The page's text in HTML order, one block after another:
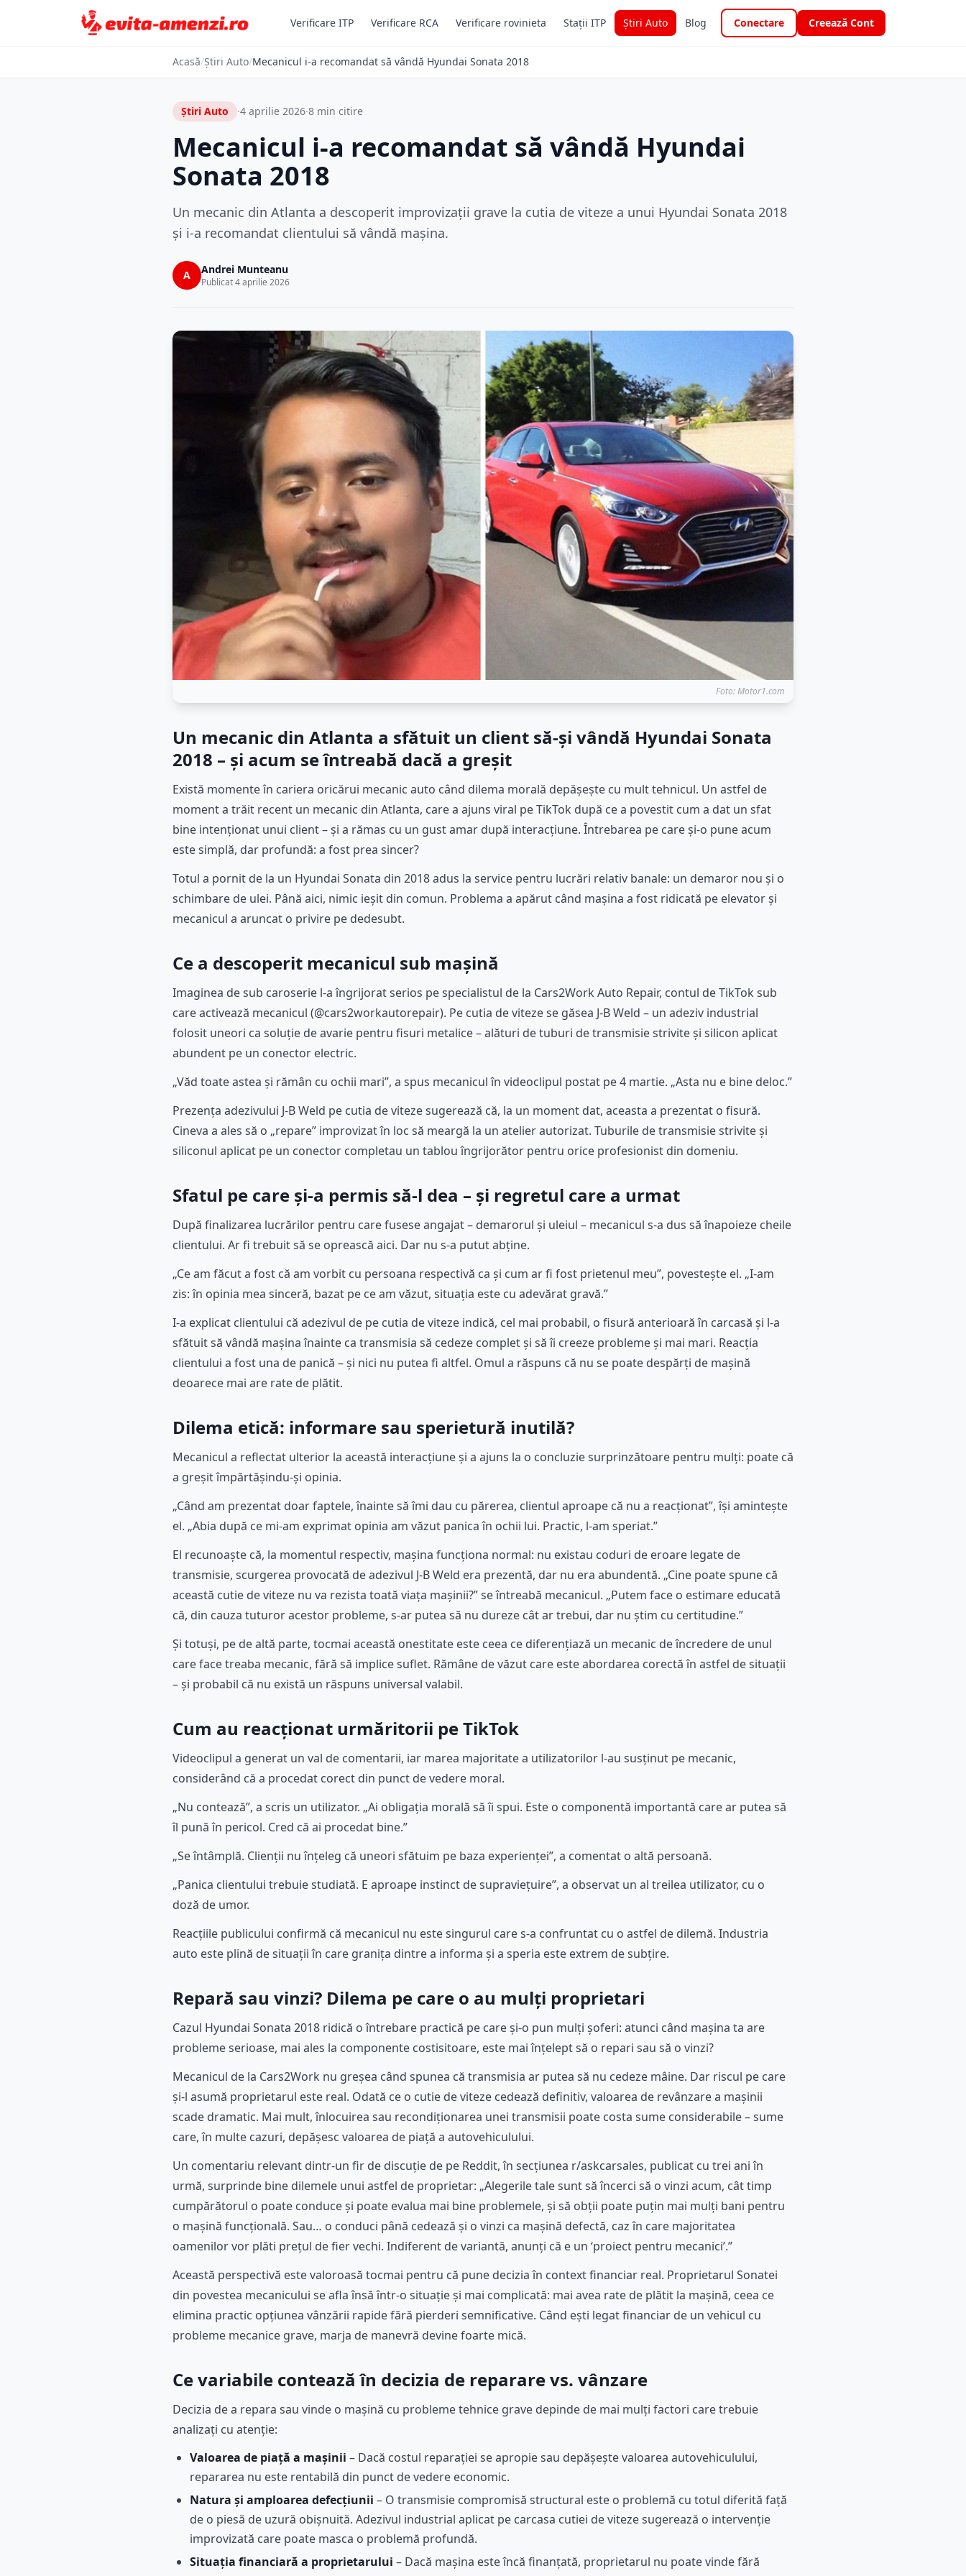
Verificare ITP Verificare RCA Verificare rovinieta Stații ITP Știri Auto Blog Conectare Creează Cont
Acasă/Știri Auto/Mecanicul i-a recomandat să vândă Hyundai Sonata 2018
Știri Auto ·4 aprilie 2026·8 min citire
Mecanicul i-a recomandat să vândă Hyundai
Sonata 2018
Un mecanic din Atlanta a descoperit improvizații grave la cutia de viteze a unui Hyundai Sonata 2018
și i-a recomandat clientului să vândă mașina.
A Andrei Munteanu
Publicat 4 aprilie 2026
Foto: Motor1.com
Un mecanic din Atlanta a sfătuit un client să-și vândă Hyundai Sonata
2018 – și acum se întreabă dacă a greșit
Există momente în cariera oricărui mecanic auto când dilema morală depășește cu mult tehnicul. Un astfel de
moment a trăit recent un mecanic din Atlanta, care a ajuns viral pe TikTok după ce a povestit cum a dat un sfat
bine intenționat unui client – și a rămas cu un gust amar după interacțiune. Întrebarea pe care și-o pune acum
este simplă, dar profundă: a fost prea sincer?
Totul a pornit de la un Hyundai Sonata din 2018 adus la service pentru lucrări relativ banale: un demaror nou și o
schimbare de ulei. Până aici, nimic ieșit din comun. Problema a apărut când mașina a fost ridicată pe elevator și
mecanicul a aruncat o privire pe dedesubt.
Ce a descoperit mecanicul sub mașină
Imaginea de sub caroserie l-a îngrijorat serios pe specialistul de la Cars2Work Auto Repair, contul de TikTok sub
care activează mecanicul (@cars2workautorepair). Pe cutia de viteze se găsea J-B Weld – un adeziv industrial
folosit uneori ca soluție de avarie pentru fisuri metalice – alături de tuburi de transmisie strivite și silicon aplicat
abundent pe un conector electric.
„Văd toate astea și rămân cu ochii mari”, a spus mecanicul în videoclipul postat pe 4 martie. „Asta nu e bine deloc.”
Prezența adezivului J-B Weld pe cutia de viteze sugerează că, la un moment dat, aceasta a prezentat o fisură.
Cineva a ales să o „repare” improvizat în loc să meargă la un atelier autorizat. Tuburile de transmisie strivite și
siliconul aplicat pe un conector completau un tablou îngrijorător pentru orice profesionist din domeniu.
Sfatul pe care și-a permis să-l dea – și regretul care a urmat
După finalizarea lucrărilor pentru care fusese angajat – demarorul și uleiul – mecanicul s-a dus să înapoieze cheile
clientului. Ar fi trebuit să se oprească aici. Dar nu s-a putut abține.
„Ce am făcut a fost că am vorbit cu persoana respectivă ca și cum ar fi fost prietenul meu”, povestește el. „I-am
zis: în opinia mea sinceră, bazat pe ce am văzut, situația este cu adevărat gravă.”
I-a explicat clientului că adezivul de pe cutia de viteze indică, cel mai probabil, o fisură anterioară în carcasă și l-a
sfătuit să vândă mașina înainte ca transmisia să cedeze complet și să îi creeze probleme și mai mari. Reacția
clientului a fost una de panică – și nici nu putea fi altfel. Omul a răspuns că nu se poate despărți de mașină
deoarece mai are rate de plătit.
Dilema etică: informare sau sperietură inutilă?
Mecanicul a reflectat ulterior la această interacțiune și a ajuns la o concluzie surprinzătoare pentru mulți: poate că
a greșit împărtășindu-și opinia.
„Când am prezentat doar faptele, înainte să îmi dau cu părerea, clientul aproape că nu a reacționat”, își amintește
el. „Abia după ce mi-am exprimat opinia am văzut panica în ochii lui. Practic, l-am speriat.”
El recunoaște că, la momentul respectiv, mașina funcționa normal: nu existau coduri de eroare legate de
transmisie, scurgerea provocată de adezivul J-B Weld era prezentă, dar nu era abundentă. „Cine poate spune că
această cutie de viteze nu va rezista toată viața mașinii?” se întreabă mecanicul. „Putem face o estimare educată
că, din cauza tuturor acestor probleme, s-ar putea să nu dureze cât ar trebui, dar nu știm cu certitudine.”
Și totuși, pe de altă parte, tocmai această onestitate este ceea ce diferențiază un mecanic de încredere de unul
care face treaba mecanic, fără să implice suflet. Rămâne de văzut care este abordarea corectă în astfel de situații
– și probabil că nu există un răspuns universal valabil.
Cum au reacționat urmăritorii pe TikTok
Videoclipul a generat un val de comentarii, iar marea majoritate a utilizatorilor l-au susținut pe mecanic,
considerând că a procedat corect din punct de vedere moral.
„Nu contează”, a scris un utilizator. „Ai obligația morală să îi spui. Este o componentă importantă care ar putea să
îl pună în pericol. Cred că ai procedat bine.”
„Se întâmplă. Clienții nu înțeleg că uneori sfătuim pe baza experienței”, a comentat o altă persoană.
„Panica clientului trebuie studiată. E aproape instinct de supraviețuire”, a observat un al treilea utilizator, cu o
doză de umor.
Reacțiile publicului confirmă că mecanicul nu este singurul care s-a confruntat cu o astfel de dilemă. Industria
auto este plină de situații în care granița dintre a informa și a speria este extrem de subțire.
Repară sau vinzi? Dilema pe care o au mulți proprietari
Cazul Hyundai Sonata 2018 ridică o întrebare practică pe care și-o pun mulți șoferi: atunci când mașina ta are
probleme serioase, mai ales la componente costisitoare, este mai înțelept să o repari sau să o vinzi?
Mecanicul de la Cars2Work nu greșea când spunea că transmisia ar putea să nu cedeze mâine. Dar riscul pe care
și-l asumă proprietarul este real. Odată ce o cutie de viteze cedează definitiv, valoarea de revânzare a mașinii
scade dramatic. Mai mult, înlocuirea sau recondiționarea unei transmisii poate costa sume considerabile – sume
care, în multe cazuri, depășesc valoarea de piață a autovehiculului.
Un comentariu relevant dintr-un fir de discuție de pe Reddit, în secțiunea r/askcarsales, publicat cu trei ani în
urmă, surprinde bine dilemele unui astfel de proprietar: „Alegerile tale sunt să încerci să o vinzi acum, cât timp
cumpărătorul o poate conduce și poate evalua mai bine problemele, și să obții poate puțin mai mulți bani pentru
o mașină funcțională. Sau… o conduci până cedează și o vinzi ca mașină defectă, caz în care majoritatea
oamenilor vor plăti prețul de fier vechi. Indiferent de variantă, anunți că e un ‘proiect pentru mecanici’.”
Această perspectivă este valoroasă tocmai pentru că pune decizia în context financiar real. Proprietarul Sonatei
din povestea mecanicului se afla însă într-o situație și mai complicată: mai avea rate de plătit la mașină, ceea ce
elimina practic opțiunea vânzării rapide fără pierderi semnificative. Când ești legat financiar de un vehicul cu
probleme mecanice grave, marja de manevră devine foarte mică.
Ce variabile contează în decizia de reparare vs. vânzare
Decizia de a repara sau vinde o mașină cu probleme tehnice grave depinde de mai mulți factori care trebuie
analizați cu atenție:
Valoarea de piață a mașinii – Dacă costul reparației se apropie sau depășește valoarea autovehiculului,
repararea nu este rentabilă din punct de vedere economic.
Natura și amploarea defecțiunii – O transmisie compromisă structural este o problemă cu totul diferită față
de o piesă de uzură obișnuită. Adezivul industrial aplicat pe carcasa cutiei de viteze sugerează o intervenție
improvizată care poate masca o problemă profundă.
Situația financiară a proprietarului – Dacă mașina este încă finanțată, proprietarul nu poate vinde fără